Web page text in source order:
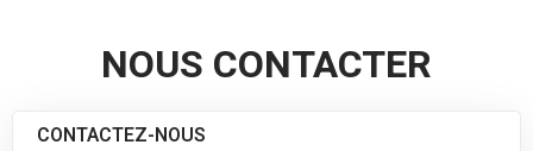
NOUS CONTACTER
CONTACTEZ-NOUS